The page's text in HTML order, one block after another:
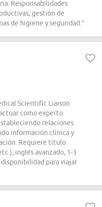
Responsabilidades
gestión de
de higiene y seguridad.”
Scientific Liaison
como experto
relaciones
información clínica y
Requiere título
inglés avanzado, 1-3
para viajar